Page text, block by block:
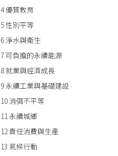
4 優質教育
5 性別平等
6 淨水與衛生
7 可負擔的永續能源
8 就業與經濟成長
9 永續工業與基礎建設
10 消弭不平等
11 永續城鄉
12 責任消費與生產
13 氣候行動